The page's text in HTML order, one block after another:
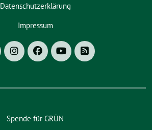
Datenschutzerklärung
Impressum
Spende für GRÜN